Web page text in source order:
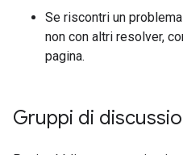
Se riscontri un
non con altri resolver,
pagina.
Gruppi di